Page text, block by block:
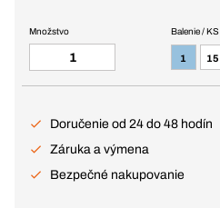
Balenie / KS
1 15
Množstvo
Doručenie od 24 do 48 hodín
Záruka a výmena
Bezpečné nakupovanie